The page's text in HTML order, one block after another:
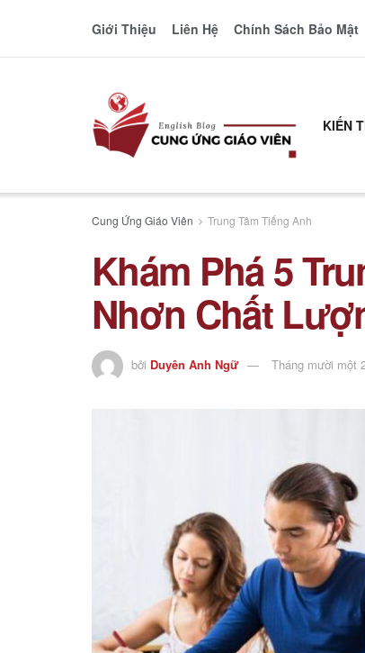
Giới Thiệu Liên Hệ Chính Sách Bảo Mật
KIẾN
Cung Ứng Giáo Viên Trung Tâm Tiếng Anh
Khám Phá 5
Nhơn Chất
bởi Duyên Anh Ngữ Tháng mười một